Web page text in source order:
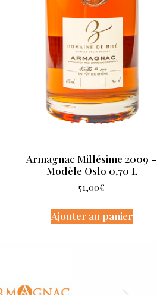
Armagnac Millésime 2009 –
Modèle Oslo 0,70 L
51,00€
Ajouter au panier